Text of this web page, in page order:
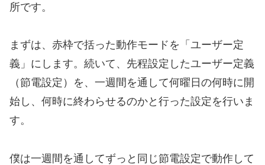
所です。
まずは、赤枠で括った動作モードを「ユーザー定
義」にします。続いて、先程設定したユーザー定義
（節電設定）を、一週間を通して何曜日の何時に開
始し、何時に終わらせるのかと行った設定を行いま
す。
僕は一週間を通してずっと同じ節電設定で動作して